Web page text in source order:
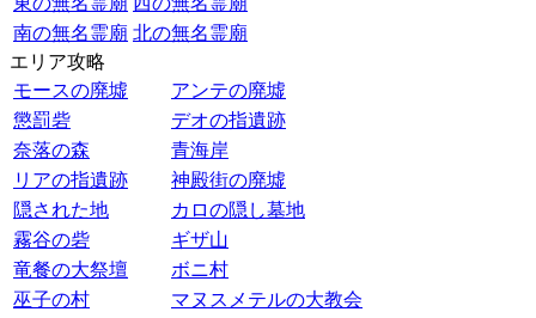
南の無名霊廟 北の無名霊廟
エリア攻略
モースの廃墟
アンテの廃墟
懲罰砦
デオの指遺跡
奈落の森
青海岸
リアの指遺跡
神殿街の廃墟
隠された地
カロの隠し墓地
霧谷の砦
ギザ山
竜餐の大祭壇
ボニ村
巫子の村
マヌスメテルの大教会